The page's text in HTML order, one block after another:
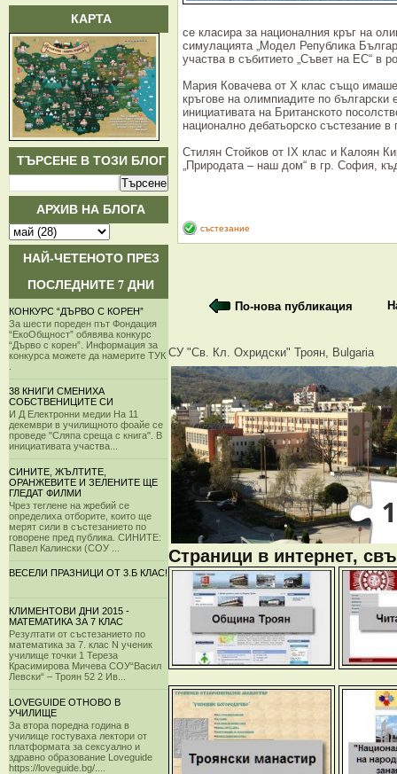
КАРТА
ТЪРСЕНЕ В ТОЗИ БЛОГ
АРХИВ НА БЛОГА
НАЙ-ЧЕТЕНОТО ПРЕЗ
ПОСЛЕДНИТЕ 7 ДНИ
КОНКУРС “ДЪРВО С КОРЕН”
За шести пореден път Фондация
“ЕкоОбщност” обявява конкурс
“Дърво с корен”. Информация за
конкурса можете да намерите ТУК
38 КНИГИ СМЕНИХА
СОБСТВЕНИЦИТЕ СИ
И Д Електронни медии На 11
декември в училищното фоайе се
проведе "Сляпа среща с книга". В
инициативата участва...
СИНИТЕ, ЖЪЛТИТЕ,
ОРАНЖЕВИТЕ И ЗЕЛЕНИТЕ ЩЕ
ГЛЕДАТ ФИЛМИ
Чрез теглене на жребий се
определиха отборите, които ще
мерят сили в състезанието по
говорене пред публика. СИНИТЕ:
Павел Калински (СОУ ...
ВЕСЕЛИ ПРАЗНИЦИ ОТ 3.Б КЛАС!
КЛИМЕНТОВИ ДНИ 2015 -
МАТЕМАТИКА ЗА 7 КЛАС
Резултати от състезанието по
математика за 7. клас N ученик
училище точки 1 Тереза
Красимирова Мичева СОУ“Васил
Левски“ – Троян 52 2 Ив...
LOVEGUIDE ОТНОВО В
УЧИЛИЩЕ
За втора поредна година в
училище гостуваха лектори от
платформата за сексуално и
здравно образование Loveguide
https://loveguide.bg/....
се класира за националния кръг на
симулацията „Модел Република
участва в събитието „Съвет на ЕС“ в
Мария Ковачева от Х клас също имаше
кръгове на олимпиадите по български
инициативата на Британското
национално дебатьорско състезание
Стилян Стойков от IХ клас и Калоян
„Природата – наш дом“ в гр. София,
състезание
По-нова публикация
СУ "Св. Кл. Охридски" Троян, Bulgaria
Страници в интернет,